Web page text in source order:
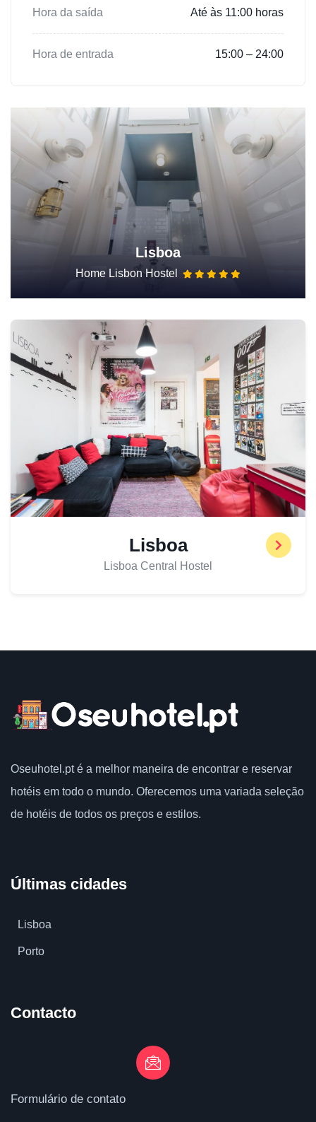
Hora da saída Até às 11:00 horas
Hora de entrada 15:00 – 24:00
Lisboa
Home Lisbon Hostel
Lisboa
Lisboa Central Hostel
Oseuhotel.pt é a melhor maneira de encontrar e reservar
hotéis em todo o mundo. Oferecemos uma variada seleção
de hotéis de todos os preços e estilos.
Últimas cidades
Lisboa
Porto
Contacto
Formulário de contato